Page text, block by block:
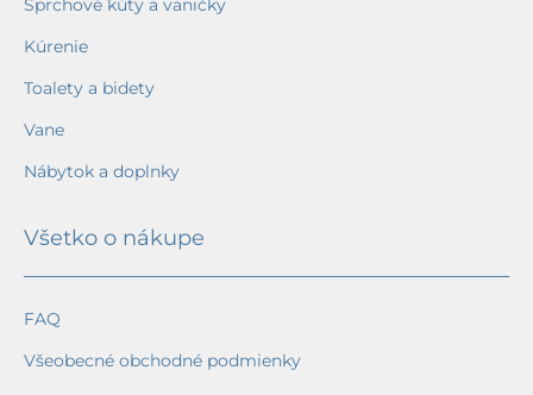
Sprchové kúty a vaničky
Kúrenie
Toalety a bidety
Vane
Nábytok a doplnky
Všetko o nákupe
FAQ
Všeobecné obchodné podmienky